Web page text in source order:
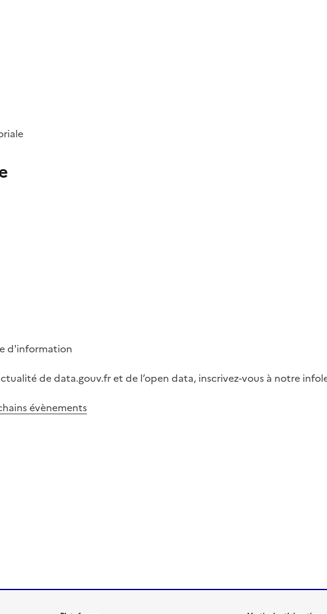
d'information
de data.gouv.fr et de l’open data, inscrivez-vous à notre
évènements